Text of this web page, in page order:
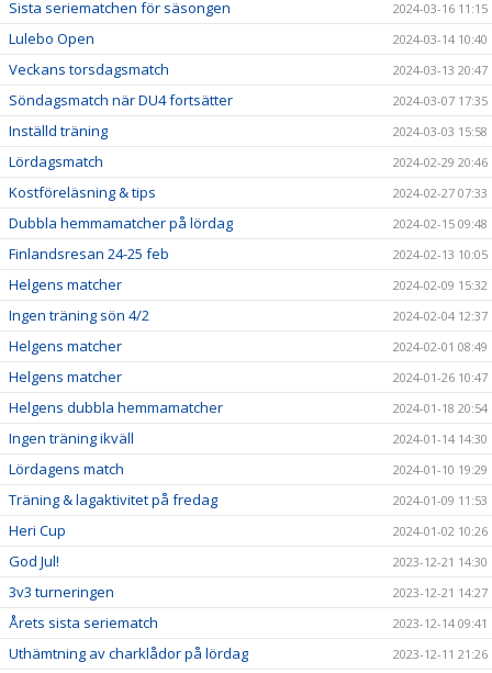
Sista seriematchen för säsongen 2024-03-16 11:15
Lulebo Open 2024-03-14 10:40
Veckans torsdagsmatch 2024-03-13 20:47
Söndagsmatch när DU4 fortsätter 2024-03-07 17:35
Inställd träning 2024-03-03 15:58
Lördagsmatch 2024-02-29 20:46
Kostföreläsning & tips 2024-02-27 07:33
Dubbla hemmamatcher på lördag 2024-02-15 09:48
Finlandsresan 24-25 feb 2024-02-13 10:05
Helgens matcher 2024-02-09 15:32
Ingen träning sön 4/2 2024-02-04 12:37
Helgens matcher 2024-02-01 08:49
Helgens matcher 2024-01-26 10:47
Helgens dubbla hemmamatcher 2024-01-18 20:54
Ingen träning ikväll 2024-01-14 14:30
Lördagens match 2024-01-10 19:29
Träning & lagaktivitet på fredag 2024-01-09 11:53
Heri Cup 2024-01-02 10:26
God Jul! 2023-12-21 14:30
3v3 turneringen 2023-12-21 14:27
Årets sista seriematch 2023-12-14 09:41
Uthämtning av charklådor på lördag 2023-12-11 21:26